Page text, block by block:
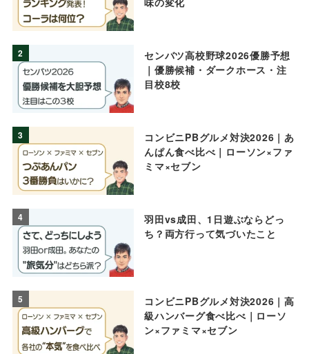
2
センバツ高校野球2026優勝予想
｜優勝候補・ダークホース・注
目校8校
3
コンビニPBグルメ対決2026｜あ
んぱん食べ比べ｜ローソン×ファ
ミマ×セブン
4
羽田vs成田、1日遊ぶならどっ
ち？両方行って気づいたこと
5
コンビニPBグルメ対決2026｜高
級ハンバーグ食べ比べ｜ローソ
ン×ファミマ×セブン